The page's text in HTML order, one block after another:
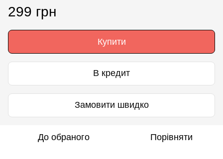
299 грн
Купити
В кредит
Замовити швидко
До обраного Порівняти